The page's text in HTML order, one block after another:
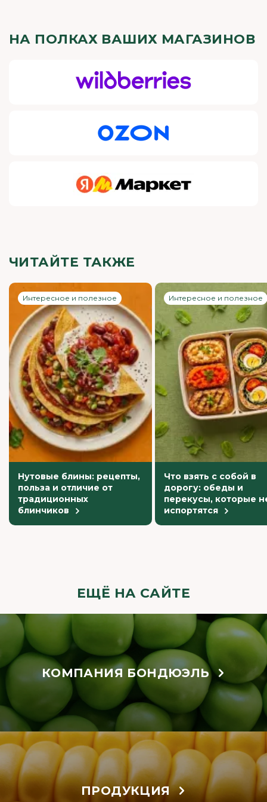
НА ПОЛКАХ ВАШИХ МАГАЗИНОВ
ЧИТАЙТЕ ТАКЖЕ
Интересное и полезное
Нутовые блины: рецепты,
польза и отличие от
традиционных
блинчиков
Интересное и полезное
Что взять с собой в
дорогу: обеды и
перекусы, которые
испортятся
ЕЩЁ НА САЙТЕ
КОМПАНИЯ БОНДЮЭЛЬ
ПРОДУКЦИЯ